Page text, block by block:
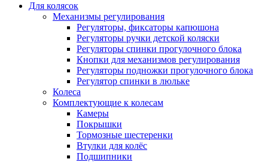
Для колясок
Механизмы регулирования
Регуляторы, фиксаторы капюшона
Регуляторы ручки детской коляски
Регуляторы спинки прогулочного блока
Кнопки для механизмов регулирования
Регуляторы подножки прогулочного блока
Регулятор спинки в люльке
Колеса
Комплектующие к колесам
Камеры
Покрышки
Тормозные шестеренки
Втулки для колёс
Подшипники